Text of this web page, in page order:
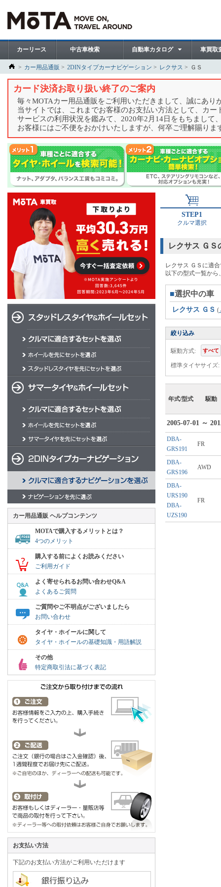
カーリース 中古車検索 自動車カタログ 車買取
カー用品通販 2DINタイプカーナビゲーション レクサス ＧＳ
カード決済お取り扱い終了のご案内
毎々MOTAカー用品通販をご利用いただきまして、誠にあり
当サイトでは、これまでお客様のお支払い方法として、カ
サービスの利用状況を鑑みて、2020年2月14日をもちまし
お客様にはご不便をおかけいたしますが、何卒ご理解賜りま
カー用品通販 ヘルプコンテンツ
MOTAで購入するメリットとは？
4つのメリット
購入する前によくお読みください
ご利用ガイド
よく寄せられるお問い合わせQ&A
よくあるご質問
ご質問やご不明点がございましたら
お問い合わせ
タイヤ・ホイールに関して
タイヤ・ホイールの基礎知識・用語解説
その他
特定商取引法に基づく表記
お支払い方法
下記のお支払い方法がご利用いただけます
STEP1
クルマ選択
レクサス ＧＳ
レクサス ＧＳに適
以下の型式一覧か
■選択中の車
レクサス ＧＳ (
絞り込み
駆動方式: すべて
標準タイヤサイズ:
年式/型式 駆動
2005-07-01 ～
DBA-
GRS191
FR
DBA-
GRS196
AWD
DBA-
URS190
DBA-
UZS190
FR